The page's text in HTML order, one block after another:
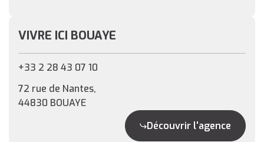
VIVRE ICI BOUAYE
+33 2 28 43 07 10
72 rue de Nantes,
44830 BOUAYE
Découvrir l'agence